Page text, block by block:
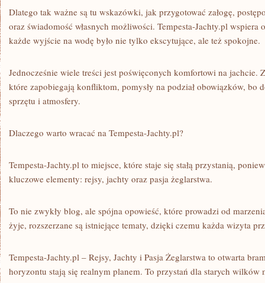
Dlatego tak ważne są tu wskazówki, jak przygotować załogę,
oraz świadomość własnych możliwości. Tempesta-Jachty.pl
każde wyjście na wodę było nie tylko ekscytujące, ale też spokojne.
Jednocześnie wiele treści jest poświęconych komfortowi na jachcie.
które zapobiegają konfliktom, pomysły na podział obowiązków, bo
sprzętu i atmosfery.
Dlaczego warto wracać na Tempesta-Jachty.pl?
Tempesta-Jachty.pl to miejsce, które staje się stałą przystanią,
kluczowe elementy: rejsy, jachty oraz pasja żeglarstwa.
To nie zwykły blog, ale spójna opowieść, które prowadzi od
żyje, rozszerzane są istniejące tematy, dzięki czemu każda wizyta
Tempesta-Jachty.pl – Rejsy, Jachty i Pasja Żeglarstwa to otwarta
horyzontu stają się realnym planem. To przystań dla starych wilków